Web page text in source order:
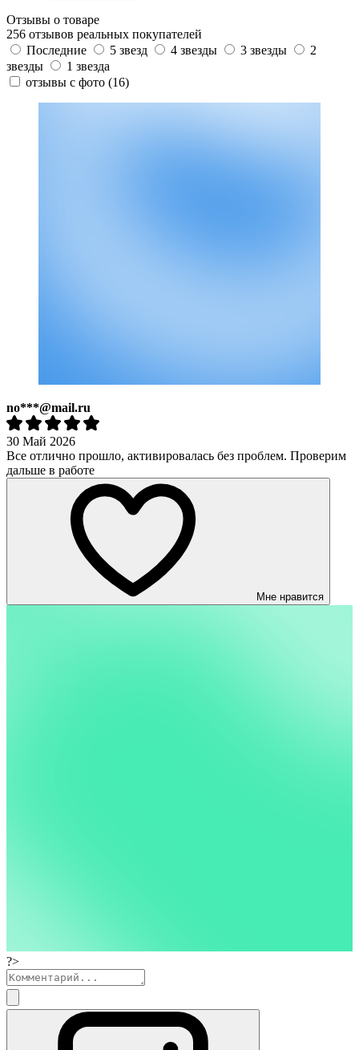
Отзывы о товаре
256 отзывов реальных покупателей
Последние
5 звезд 4 звезды 3 звезды
2
звезды
1 звезда
отзывы с фото (16)
no***@mail.ru
30 Май 2026
Все отлично прошло, активировалась без проблем. Проверим
дальше в работе
Мне нравится
?>